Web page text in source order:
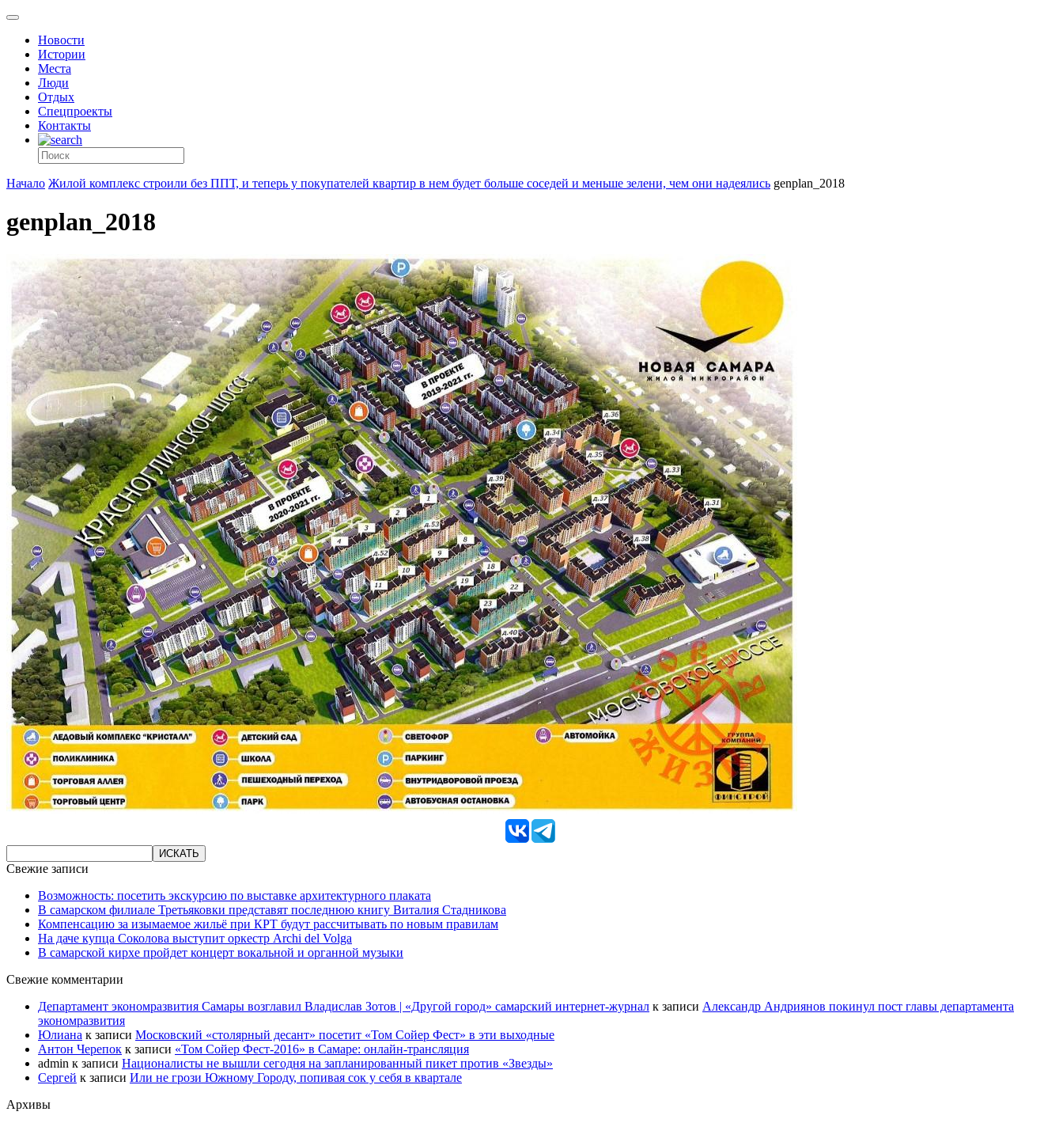
Новости
Истории
Места
Люди
Отдых
Спецпроекты
Контакты
Начало Жилой комплекс строили без ППТ, и теперь у покупателей квартир в нем будет больше соседей и меньше зелени, чем они надеялись genplan_2018
genplan_2018
Свежие записи
Возможность: посетить экскурсию по выставке архитектурного плаката
В самарском филиале Третьяковки представят последнюю книгу Виталия Стадникова
Компенсацию за изымаемое жильё при КРТ будут рассчитывать по новым правилам
На даче купца Соколова выступит оркестр Archi del Volga
В самарской кирхе пройдет концерт вокальной и органной музыки
Свежие комментарии
Департамент экономразвития Самары возглавил Владислав Зотов | «Другой город» самарский интернет-журнал к записи Александр Андриянов покинул пост главы департамента
экономразвития
Юлиана к записи Московский «столярный десант» посетит «Том Сойер Фест» в эти выходные
Антон Черепок к записи «Том Сойер Фест-2016» в Самаре: онлайн-трансляция
admin к записи Националисты не вышли сегодня на запланированный пикет против «Звезды»
Сергей к записи Или не грози Южному Городу, попивая сок у себя в квартале
Архивы